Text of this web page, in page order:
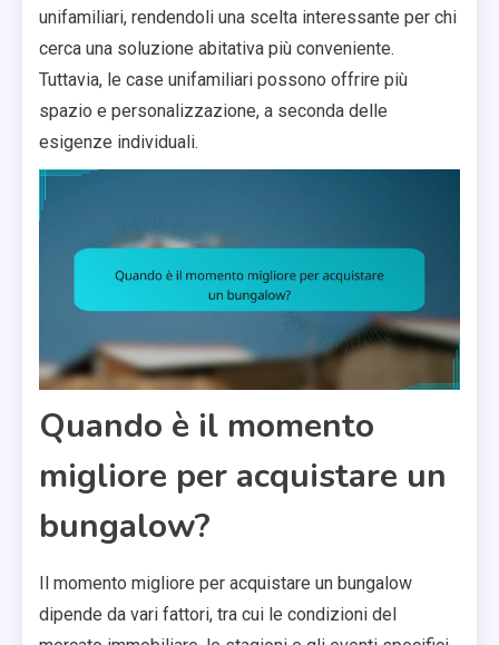
unifamiliari, rendendoli una scelta interessante per chi
cerca una soluzione abitativa più conveniente.
Tuttavia, le case unifamiliari possono offrire più
spazio e personalizzazione, a seconda delle
esigenze individuali.
Quando è il momento
migliore per acquistare un
bungalow?
Il momento migliore per acquistare un bungalow
dipende da vari fattori, tra cui le condizioni del